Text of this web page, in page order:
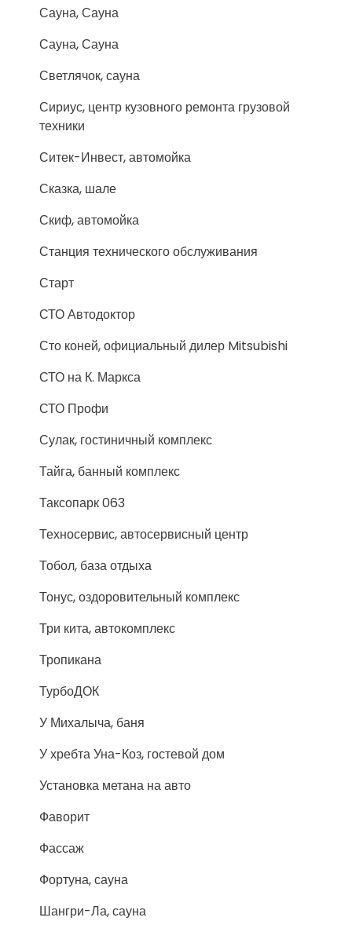
Сауна, Сауна
Сауна, Сауна
Светлячок, сауна
Сириус, центр кузовного ремонта грузовой
техники
Ситек-Инвест, автомойка
Сказка, шале
Скиф, автомойка
Станция технического обслуживания
Старт
СТО Автодоктор
Сто коней, официальный дилер Mitsubishi
СТО на К. Маркса
СТО Профи
Сулак, гостиничный комплекс
Тайга, банный комплекс
Таксопарк 063
Техносервис, автосервисный центр
Тобол, база отдыха
Тонус, оздоровительный комплекс
Три кита, автокомплекс
Тропикана
ТурбоДОК
У Михалыча, баня
У хребта Уна-Коз, гостевой дом
Установка метана на авто
Фаворит
Фассаж
Фортуна, сауна
Шангри-Ла, сауна